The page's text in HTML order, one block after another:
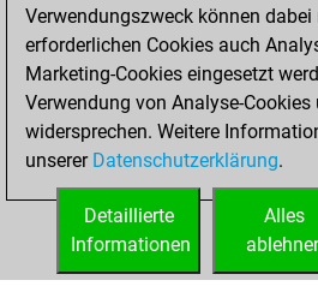
Mittwoch,
August 29,
You
slow games
You scored
=0 -0 in slow
Verwendungszweck können
erforderlichen Cookies auch
Marketing-Cookies eingesetzt
Verwendung von Analyse-
widersprechen. Weitere
unserer Datenschutzerklärung.
Alles
Detaillierte
Informationen